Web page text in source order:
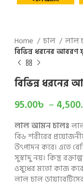
Home চাল
লাল
বিভিন্ন ধরনের আবরণ
বিভিন্ন ধরনের
95.00৳ –
লাল আমন চালঃ
বি৬ শরীরের
উৎপাদন করে। এতে
সুস্বাদু নয়। কিন্তু
ওষুধের মতো কাজ করে।
লাল চাল